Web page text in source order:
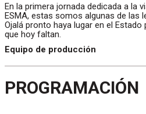
En la primera jornada dedicada a la
ESMA, estas somos algunas de las
Ojalá pronto haya lugar en el
que hoy faltan.
Equipo de producción
PROGRAMACIÓN